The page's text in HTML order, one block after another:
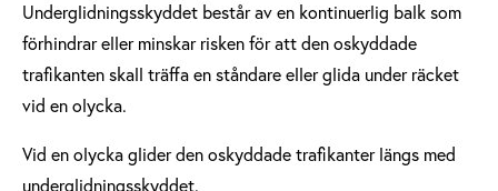
Underglidningsskyddet består av en kontinuerlig balk som
förhindrar eller minskar risken för att den oskyddade
trafikanten skall träffa en ståndare eller glida under räcket
vid en olycka.
Vid en olycka glider den oskyddade trafikanter längs med
underglidningsskyddet.